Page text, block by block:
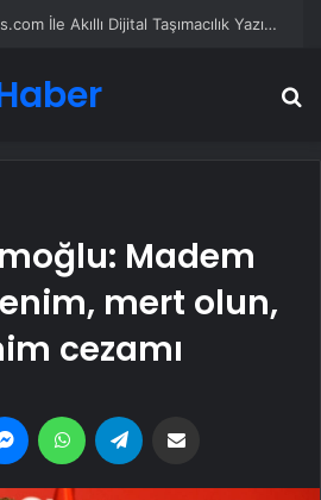
UETDS Nedir ? Uetds.com İle Akıllı Dijital Taşımacılık Yazılımı
Madem
mert olun,
cezamı
MessengerWhatsApp